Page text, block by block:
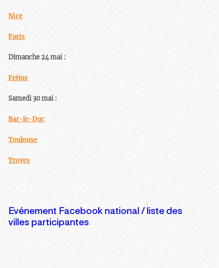
Nice
Paris
Dimanche 24 mai :
Fréjus
Samedi 30 mai :
Bar-le-Duc
Toulouse
Troyes
Evénement Facebook national / liste des
villes participantes